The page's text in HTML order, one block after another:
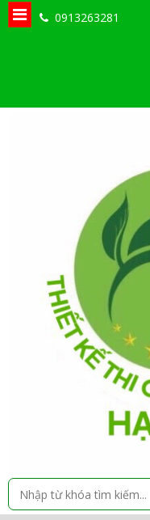
0913263281